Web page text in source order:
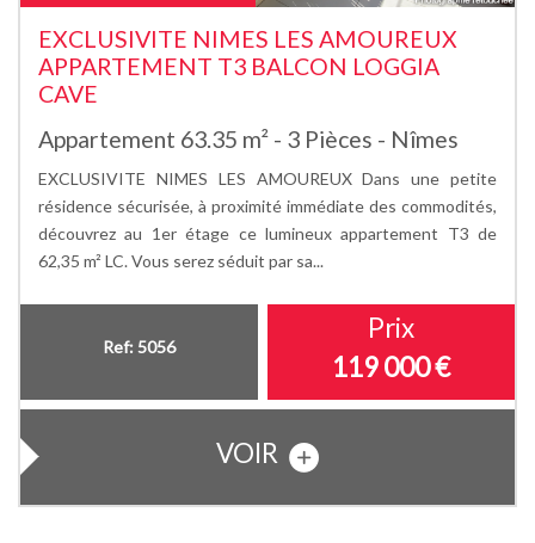
EXCLUSIVITE NIMES LES AMOUREUX
APPARTEMENT T3 BALCON LOGGIA
CAVE
Appartement 63.35 m² - 3 Pièces - Nîmes
EXCLUSIVITE NIMES LES AMOUREUX Dans une petite
résidence sécurisée, à proximité immédiate des commodités,
découvrez au 1er étage ce lumineux appartement T3 de
62,35 m² LC. Vous serez séduit par sa...
Ref: 5056
Prix
119 000€
VOIR